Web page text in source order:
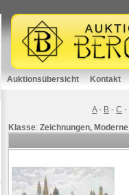
Auktionsübersicht Kontakt
A- B - C -
Klasse: Zeichnungen, Moderne